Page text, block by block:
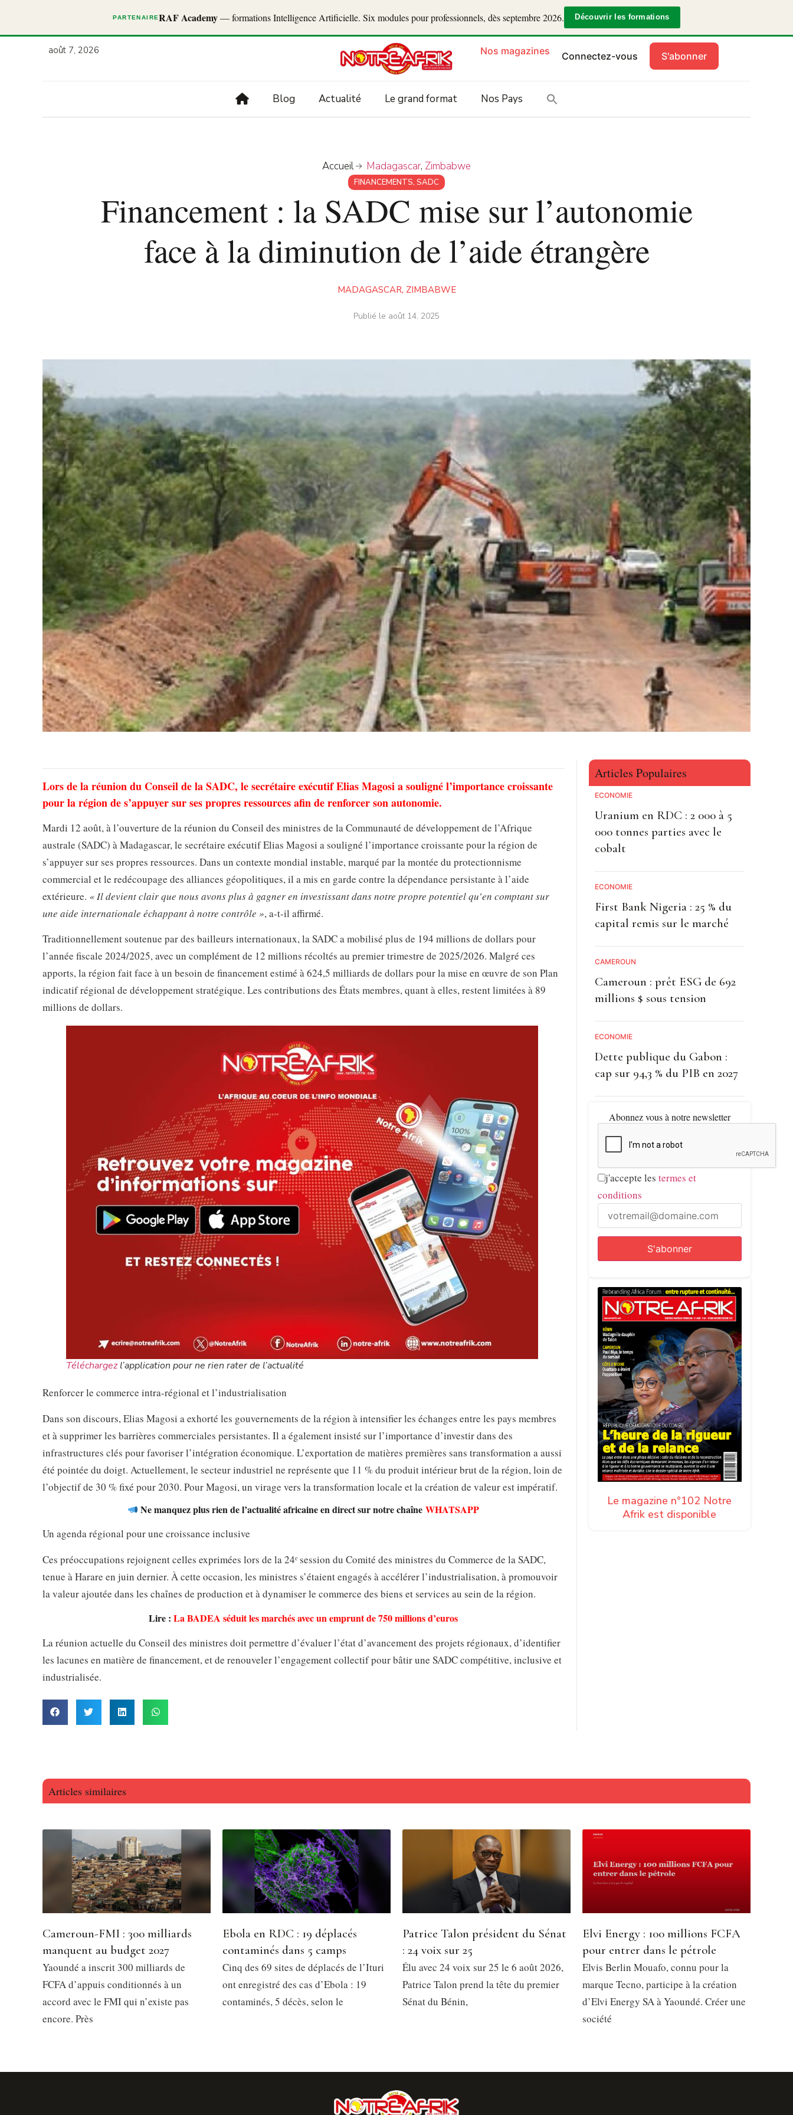
PARTENAIRERAF Academy— formations Intelligence Artificielle. Six modules pour professionnels, dès septembre 2026. Découvrir les formations
août 7, 2026 Nos magazines Connectez-vous S'abonner
Blog Actualité Le grand format Nos Pays
Accueil Madagascar, Zimbabwe
FINANCEMENTS, SADC
Financement : la SADC mise sur l’autonomie
face à la diminution de l’aide étrangère
MADAGASCAR, ZIMBABWE
Publié le août 14, 2025
Lors de la réunion du Conseil de la SADC, le secrétaire exécutif Elias Magosi a souligné l’importance croissante
pour la région de s’appuyer sur ses propres ressources afin de renforcer son autonomie.
Mardi 12 août, à l’ouverture de la réunion du Conseil des ministres de la Communauté de développement de l’Afrique
australe (SADC) à Madagascar, le secrétaire exécutif Elias Magosi a souligné l’importance croissante pour la région de
s’appuyer sur ses propres ressources. Dans un contexte mondial instable, marqué par la montée du protectionnisme
commercial et le redécoupage des alliances géopolitiques, il a mis en garde contre la dépendance persistante à l’aide
extérieure. « Il devient clair que nous avons plus à gagner en investissant dans notre propre potentiel qu’en comptant sur
une aide internationale échappant à notre contrôle », a-t-il affirmé.
Traditionnellement soutenue par des bailleurs internationaux, la SADC a mobilisé plus de 194 millions de dollars pour
l’année fiscale 2024/2025, avec un complément de 12 millions récoltés au premier trimestre de 2025/2026. Malgré ces
apports, la région fait face à un besoin de financement estimé à 624,5 milliards de dollars pour la mise en œuvre de son Plan
indicatif régional de développement stratégique. Les contributions des États membres, quant à elles, restent limitées à 89
millions de dollars.
Téléchargezl’application pour ne rien rater de l’actualité
Renforcer le commerce intra-régional et l’industrialisation
Dans son discours, Elias Magosi a exhorté les gouvernements de la région à intensifier les échanges entre les pays membres
et à supprimer les barrières commerciales persistantes. Il a également insisté sur l’importance d’investir dans des
infrastructures clés pour favoriser l’intégration économique. L’exportation de matières premières sans transformation a aussi
été pointée du doigt. Actuellement, le secteur industriel ne représente que 11 % du produit intérieur brut de la région, loin de
l’objectif de 30 % fixé pour 2030. Pour Magosi, un virage vers la transformation locale et la création de valeur est impératif.
Ne manquez plus rien de l’actualité africaine en direct sur notre chaîneWHATSAPP
Un agenda régional pour une croissance inclusive
Ces préoccupations rejoignent celles exprimées lors de la 24ᵉ session du Comité des ministres du Commerce de la SADC,
tenue à Harare en juin dernier. À cette occasion, les ministres s’étaient engagés à accélérer l’industrialisation, à promouvoir
la valeur ajoutée dans les chaînes de production et à dynamiser le commerce des biens et services au sein de la région.
Lire :La BADEA séduit les marchés avec un emprunt de 750 millions d’euros
La réunion actuelle du Conseil des ministres doit permettre d’évaluer l’état d’avancement des projets régionaux, d’identifier
les lacunes en matière de financement, et de renouveler l’engagement collectif pour bâtir une SADC compétitive, inclusive et
industrialisée.
Articles Populaires
ECONOMIE
Uranium en RDC : 2 000 à 5
000 tonnes parties avec le
cobalt
ECONOMIE
First Bank Nigeria : 25 % du
capital remis sur le marché
CAMEROUN
Cameroun : prêt ESG de 692
millions $ sous tension
ECONOMIE
Dette publique du Gabon :
cap sur 94,3 % du PIB en 2027
Abonnez vous à notre newsletter
j'accepte les termes et
conditions
Le magazine n°102 Notre
Afrik est disponible
Articles similaires
Cameroun-FMI : 300 milliards
manquent au budget 2027
Yaoundé a inscrit 300 milliards de
FCFA d’appuis conditionnés à un
accord avec le FMI qui n’existe pas
encore. Près
Ebola en RDC : 19 déplacés
contaminés dans 5 camps
Cinq des 69 sites de déplacés de l’Ituri
ont enregistré des cas d’Ebola : 19
contaminés, 5 décès, selon le
Patrice Talon président du Sénat
: 24 voix sur 25
Élu avec 24 voix sur 25 le 6 août 2026,
Patrice Talon prend la tête du premier
Sénat du Bénin,
Elvi Energy : 100 millions FCFA
pour entrer dans le pétrole
Elvis Berlin Mouafo, connu pour la
marque Tecno, participe à la création
d’Elvi Energy SA à Yaoundé. Créer une
société